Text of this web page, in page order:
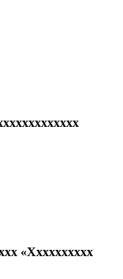
«Xxxxxxxxxx